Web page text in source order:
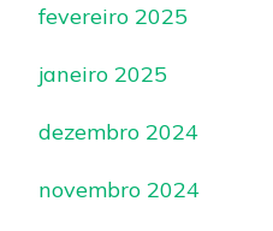
fevereiro 2025
janeiro 2025
dezembro 2024
novembro 2024